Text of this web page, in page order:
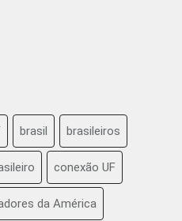
brasil brasileiros
conexão UF
da América